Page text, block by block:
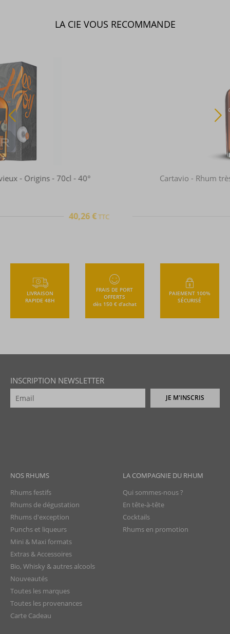
LA CIE VOUS RECOMMANDE
Cartavio - Rhum très vieux - 5 ans- 70cl - 40°
LIVRAISON
RAPIDE 48H
FRAIS DE PORT
OFFERTS
dès 150 € d’achat
PAIEMENT 100%
SÉCURISÉ
INSCRIPTION NEWSLETTER
JE M'INSCRIS
NOS RHUMS
Rhums festifs
Rhums de dégustation
Rhums d'exception
Punchs et liqueurs
Mini & Maxi formats
Extras & Accessoires
Bio, Whisky & autres alcools
Nouveautés
Toutes les marques
Toutes les provenances
Carte Cadeau
LA COMPAGNIE DU RHUM
Qui sommes-nous ?
En tête-à-tête
Cocktails
Rhums en promotion